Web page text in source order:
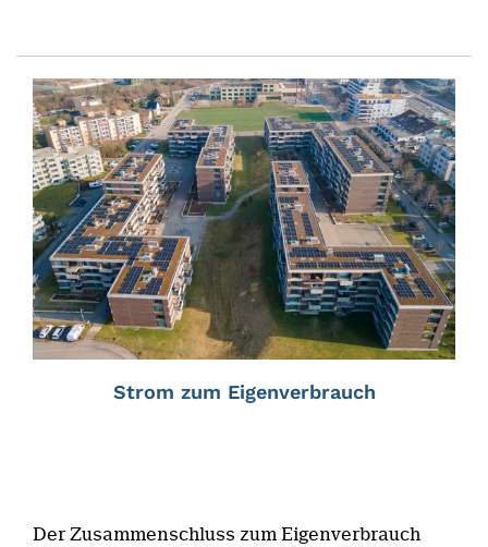
Strom zum Eigenverbrauch
Der Zusammenschluss zum Eigenverbrauch